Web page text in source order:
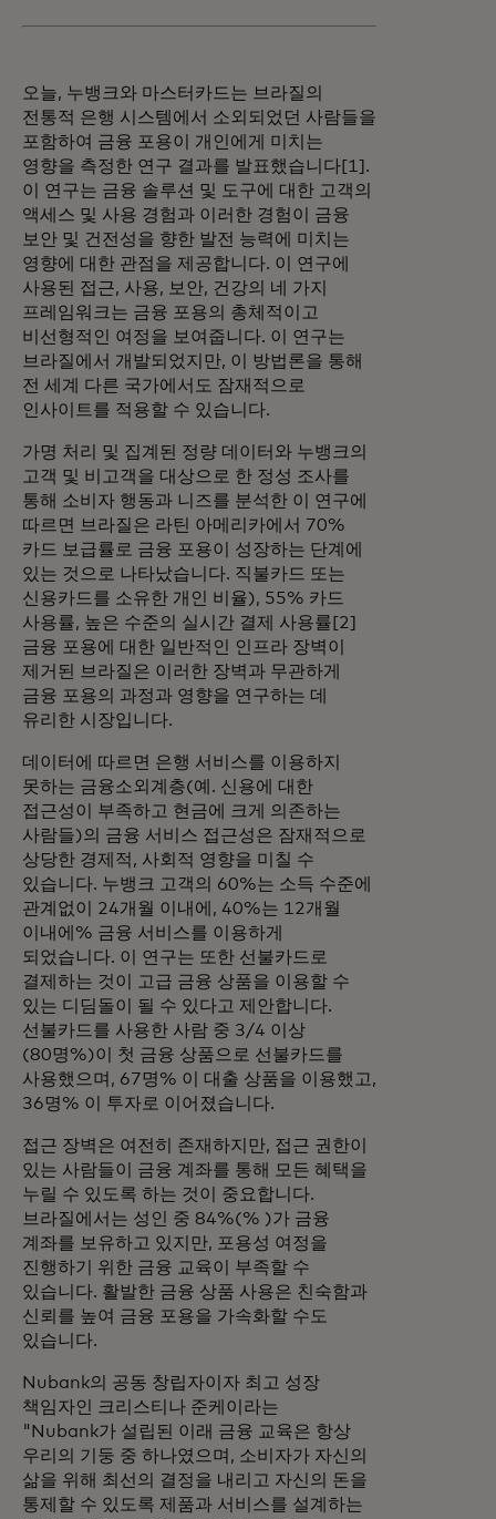
오늘, 누뱅크와 마스터카드는 브라질의
전통적 은행 시스템에서 소외되었던 사람들을
포함하여 금융 포용이 개인에게 미치는
영향을 측정한 연구 결과를 발표했습니다[1].
이 연구는 금융 솔루션 및 도구에 대한 고객의
액세스 및 사용 경험과 이러한 경험이 금융
보안 및 건전성을 향한 발전 능력에 미치는
영향에 대한 관점을 제공합니다. 이 연구에
사용된 접근, 사용, 보안, 건강의 네 가지
프레임워크는 금융 포용의 총체적이고
비선형적인 여정을 보여줍니다. 이 연구는
브라질에서 개발되었지만, 이 방법론을 통해
전 세계 다른 국가에서도 잠재적으로
인사이트를 적용할 수 있습니다.
가명 처리 및 집계된 정량 데이터와 누뱅크의
고객 및 비고객을 대상으로 한 정성 조사를
통해 소비자 행동과 니즈를 분석한 이 연구에
따르면 브라질은 라틴 아메리카에서 70%
카드 보급률로 금융 포용이 성장하는 단계에
있는 것으로 나타났습니다. 직불카드 또는
신용카드를 소유한 개인 비율), 55% 카드
사용률, 높은 수준의 실시간 결제 사용률[2]
금융 포용에 대한 일반적인 인프라 장벽이
제거된 브라질은 이러한 장벽과 무관하게
금융 포용의 과정과 영향을 연구하는 데
유리한 시장입니다.
데이터에 따르면 은행 서비스를 이용하지
못하는 금융소외계층(예. 신용에 대한
접근성이 부족하고 현금에 크게 의존하는
사람들)의 금융 서비스 접근성은 잠재적으로
상당한 경제적, 사회적 영향을 미칠 수
있습니다. 누뱅크 고객의 60%는 소득 수준에
관계없이 24개월 이내에, 40%는 12개월
이내에% 금융 서비스를 이용하게
되었습니다. 이 연구는 또한 선불카드로
결제하는 것이 고급 금융 상품을 이용할 수
있는 디딤돌이 될 수 있다고 제안합니다.
선불카드를 사용한 사람 중 3/4 이상
(80명%)이 첫 금융 상품으로 선불카드를
사용했으며, 67명% 이 대출 상품을 이용했고,
36명% 이 투자로 이어졌습니다.
접근 장벽은 여전히 존재하지만, 접근 권한이
있는 사람들이 금융 계좌를 통해 모든 혜택을
누릴 수 있도록 하는 것이 중요합니다.
브라질에서는 성인 중 84%(% )가 금융
계좌를 보유하고 있지만, 포용성 여정을
진행하기 위한 금융 교육이 부족할 수
있습니다. 활발한 금융 상품 사용은 친숙함과
신뢰를 높여 금융 포용을 가속화할 수도
있습니다.
Nubank의 공동 창립자이자 최고 성장
책임자인 크리스티나 준케이라는
"Nubank가 설립된 이래 금융 교육은 항상
우리의 기둥 중 하나였으며, 소비자가 자신의
삶을 위해 최선의 결정을 내리고 자신의 돈을
통제할 수 있도록 제품과 서비스를 설계하는